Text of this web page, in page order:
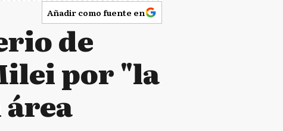
Añadir como fuente en
de
por "la